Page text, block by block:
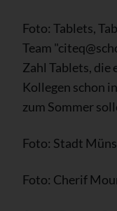
Foto: Tablets,
Team
Zahl Tablets, die
Kollegen schon
zum Sommer
Foto: Stadt
Foto: Cherif